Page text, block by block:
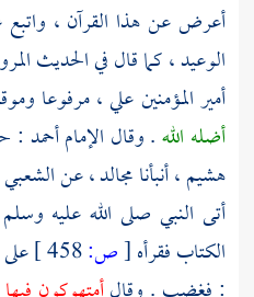
أعرض عن هذا القرآن ، واتبع
الوعيد ، كما قال في الحديث
أمير المؤمنينعلي، مرفوعا
أضله الله. وقال الإمامأحمد :
هشيم، أنبأنامجالد، عنالشعبي
أتى النبي صلى الله عليه
الكتابفقرأه[ص: